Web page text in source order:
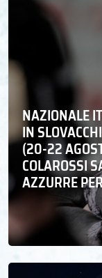
NAZIONALE
IN
(20-22
COLAROSSI
AZZURRE